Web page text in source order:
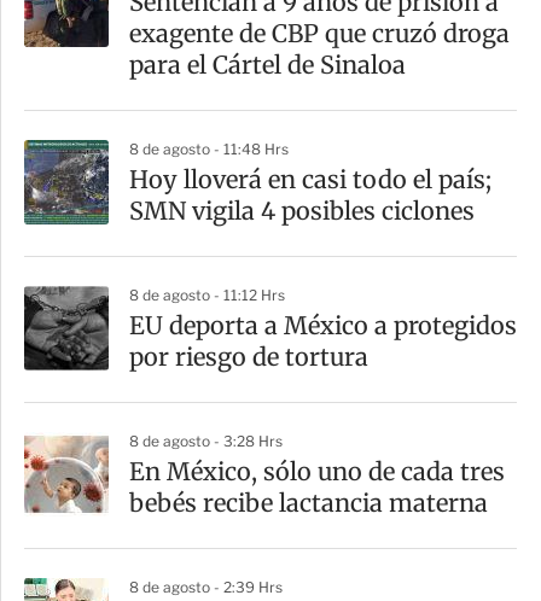
r
t
exagente de CBP que cruzó droga
para el Cártel de Sinaloa
8 de agosto - 11:48 Hrs
Hoy lloverá en casi todo el país;
SMN vigila 4 posibles ciclones
8 de agosto - 11:12 Hrs
EU deporta a México a protegidos
por riesgo de tortura
8 de agosto - 3:28 Hrs
En México, sólo uno de cada tres
bebés recibe lactancia materna
8 de agosto - 2:39 Hrs